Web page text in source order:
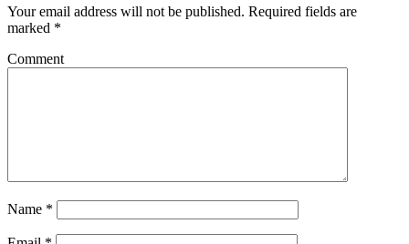
Your email address will not be published. Required fields are
marked *
Comment
Name *